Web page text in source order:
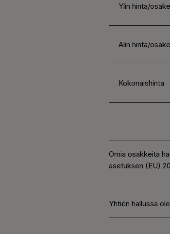
Ylin hinta/osake
Alin hinta/osake
Kokonaishinta
Omia osakkeita
asetuksen (EU)
Yhtiön hallussa